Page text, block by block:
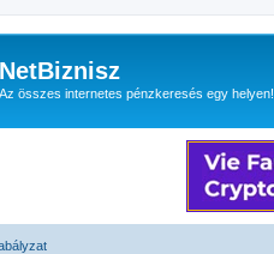
NetBiznisz
Az összes internetes pénzkeresés egy helyen!